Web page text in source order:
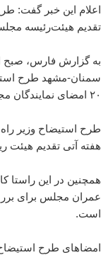
اعلام این خبر گفت:
تقدیم هیئت‌رئیسه
به گزارش فارس، صبح
سمنان-مشهد طرح
۲۰ امضای نمایندگان مجلس شورای اسلامی کلید خورد.
طرح استیضاح وزیر
هفته آتی تقدیم
عمران مجلس برای
است.